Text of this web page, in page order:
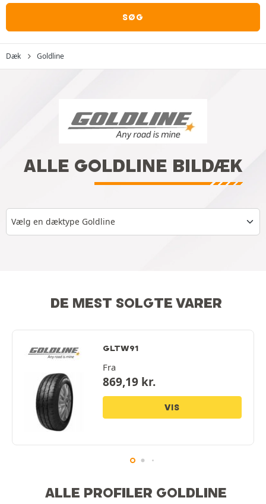
SØG
Dæk Goldline
ALLE GOLDLINE BILDÆK
Vælg en dæktype Goldline
DE MEST SOLGTE VARER
GLTW91
Fra
869,19 kr.
VIS
ALLE PROFILER GOLDLINE